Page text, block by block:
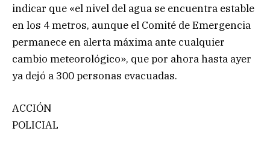
indicar que «el nivel del agua se encuentra estable
en los 4 metros, aunque el Comité de Emergencia
permanece en alerta máxima ante cualquier
cambio meteorológico», que por ahora hasta ayer
ya dejó a 300 personas evacuadas.
ACCIÓN
POLICIAL